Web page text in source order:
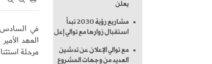
يعلن
مشاريع رؤية 2030 تبدأ
استقبال زوارها مع توالي إعل
مع توالي الإعلان عن تدشين
العديد من وجهات المشروع
العهد
مرحلة